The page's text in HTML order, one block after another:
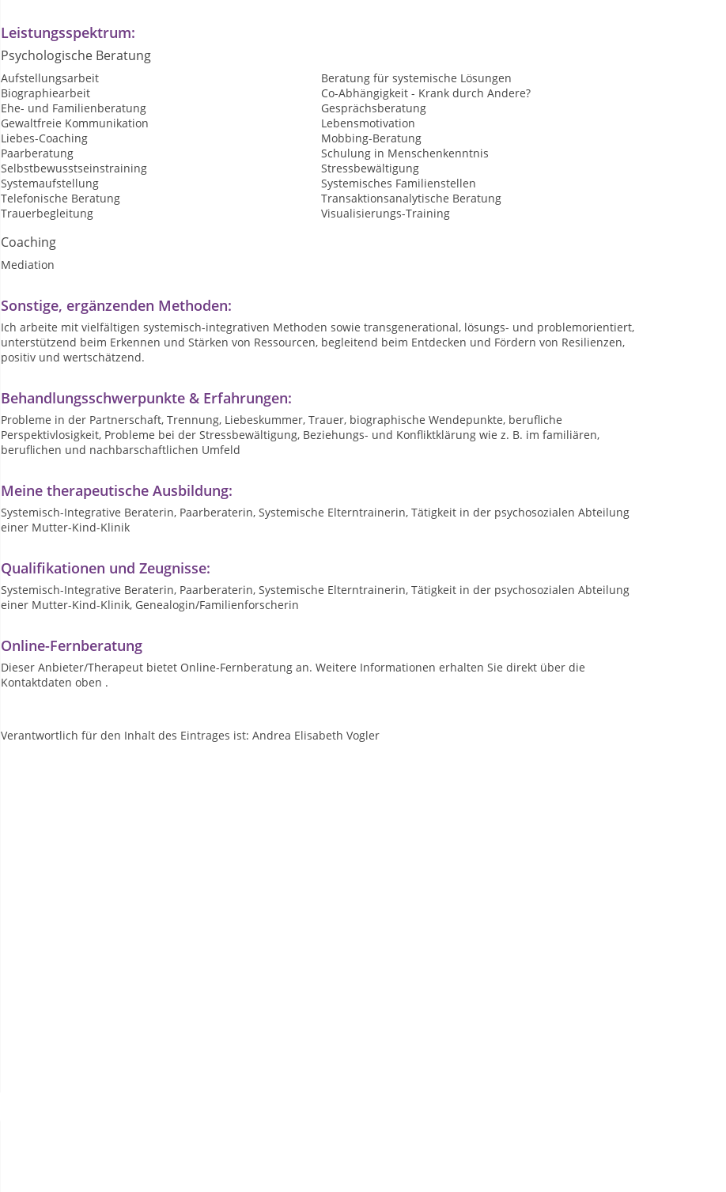
Leistungsspektrum:
Psychologische Beratung
Aufstellungsarbeit
Beratung für systemische Lösungen
Biographiearbeit
Co-Abhängigkeit - Krank durch Andere?
Ehe- und Familienberatung
Gesprächsberatung
Gewaltfreie Kommunikation
Lebensmotivation
Liebes-Coaching
Mobbing-Beratung
Paarberatung
Schulung in Menschenkenntnis
Selbstbewusstseinstraining
Stressbewältigung
Systemaufstellung
Systemisches Familienstellen
Telefonische Beratung
Transaktionsanalytische Beratung
Trauerbegleitung
Visualisierungs-Training
Coaching
Mediation
Sonstige, ergänzenden Methoden:
Ich arbeite mit vielfältigen systemisch-integrativen Methoden sowie transgenerational, lösungs- und problemorientiert,
unterstützend beim Erkennen und Stärken von Ressourcen, begleitend beim Entdecken und Fördern von Resilienzen,
positiv und wertschätzend.
Behandlungsschwerpunkte & Erfahrungen:
Probleme in der Partnerschaft, Trennung, Liebeskummer, Trauer, biographische Wendepunkte, berufliche
Perspektivlosigkeit, Probleme bei der Stressbewältigung, Beziehungs- und Konfliktklärung wie z. B. im familiären,
beruflichen und nachbarschaftlichen Umfeld
Meine therapeutische Ausbildung:
Systemisch-Integrative Beraterin, Paarberaterin, Systemische Elterntrainerin, Tätigkeit in der psychosozialen Abteilung
einer Mutter-Kind-Klinik
Qualifikationen und Zeugnisse:
Systemisch-Integrative Beraterin, Paarberaterin, Systemische Elterntrainerin, Tätigkeit in der psychosozialen Abteilung
einer Mutter-Kind-Klinik, Genealogin/Familienforscherin
Online-Fernberatung
Dieser Anbieter/Therapeut bietet Online-Fernberatung an. Weitere Informationen erhalten Sie direkt über die
Kontaktdaten oben .
Verantwortlich für den Inhalt des Eintrages ist: Andrea Elisabeth Vogler